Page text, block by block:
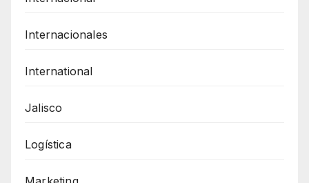
Internacionales
International
Jalisco
Logística